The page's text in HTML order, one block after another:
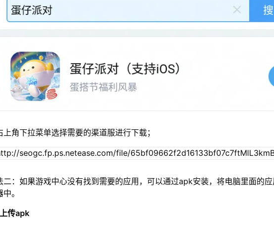
上角下拉菜单选择需要的渠道服进行下载；
二：如果游戏中心没有找到需要的应用，可以通过apk安装，将电脑里面的
。
传apk